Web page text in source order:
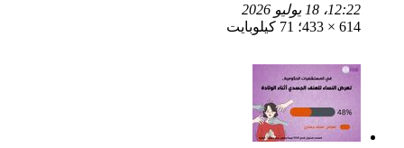
12:22، 18 يوليو 2026
614 × 433؛ 71 كيلوبايت